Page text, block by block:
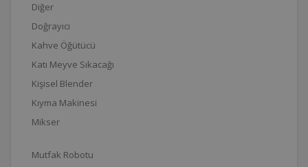
Diğer
Doğrayıcı
Kahve Öğütücü
Katı Meyve Sıkacağı
Kişisel Blender
Kıyma Makinesi
Mikser
Mutfak Robotu